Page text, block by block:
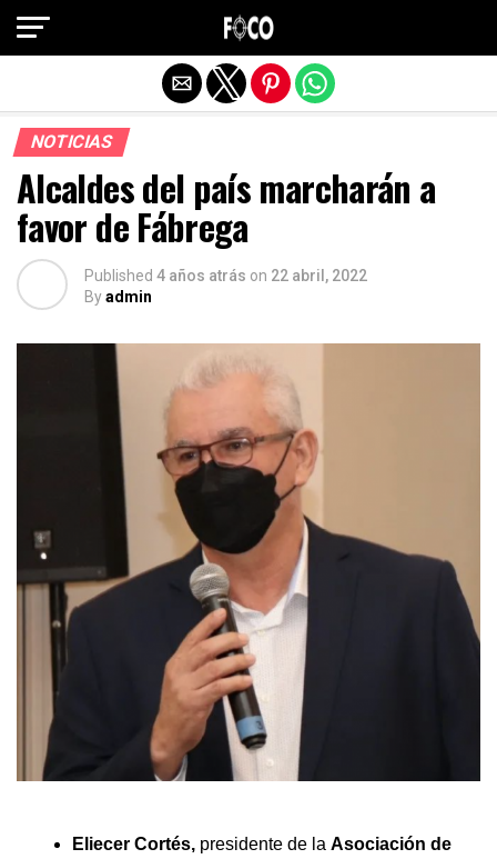
NOTICIAS
Alcaldes del país marcharán a
favor de Fábrega
Published 4 años atrás on 22 abril, 2022
Byadmin
Eliecer Cortés, presidente de la Asociación de
Salir de la versión móvil